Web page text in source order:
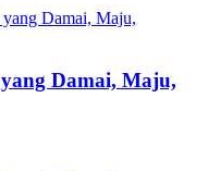
Damai, Maju,